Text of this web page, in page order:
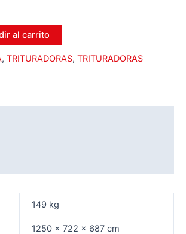
al carrito
, TRITURADORAS, TRITURADORAS
149 kg
1250 × 722 × 687 cm